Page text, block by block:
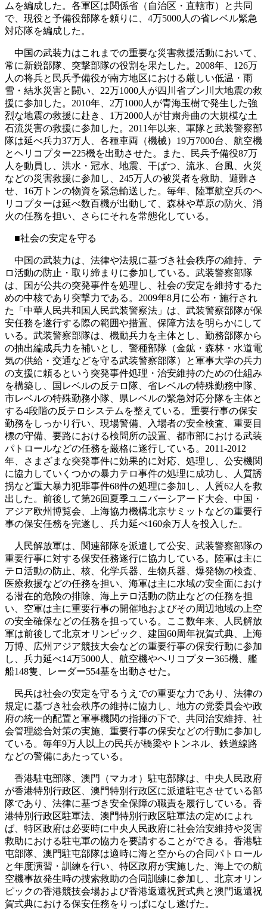
ムを編成した。各軍区は関係省（自治区・直轄市）と共同
で、現役と予備役部隊を頼りに、4万5000人の省レベル緊急
対応隊を編成した。
中国の武装力はこれまでの重要な災害救援活動において、
常に新鋭部隊、突撃部隊の役割を果たした。2008年、126万
人の将兵と民兵予備役が南方地区における厳しい低温・雨
雪・結氷災害と闘い、22万1000人が四川省ブン川大地震の救
援に参加した。2010年、2万1000人が青海玉樹で発生した強
烈な地震の救援に赴き、1万2000人が甘粛舟曲の大規模な土
石流災害の救援に参加した。2011年以来、軍隊と武装警察部
隊は延べ兵力37万人、各種車両（機械）19万7000台、航空機
とヘリコプター225機を出動させた。また、民兵予備役87万
人を動員し、洪水・冠水、地震、干ばつ、流氷、台風、火災
などの災害救援に参加し、245万人の被災者を救助、避難さ
せ、16万トンの物資を緊急輸送した。毎年、陸軍航空兵のヘ
リコプターは延べ数百機が出動して、森林や草原の防火、消
火の任務を担い、さらにそれを常態化している。
■社会の安定を守る
中国の武装力は、法律や法規に基づき社会秩序の維持、テ
ロ活動の防止・取り締まりに参加している。武装警察部隊
は、国が公共の突発事件を処理し、社会の安定を維持するた
めの中核であり突撃力である。2009年8月に公布・施行され
た「中華人民共和国人民武装警察法」は、武装警察部隊が保
安任務を遂行する際の範囲や措置、保障方法を明らかにして
いる。武装警察部隊は、機動兵力を主体とし、勤務部隊から
の抽出編成兵力を補いとし、警種部隊（金鉱・森林・水道電
気の供給・交通などを守る武装警察部隊）と軍事大学の兵力
の支援に頼るという突発事件処理・治安維持のための仕組み
を構築し、国レベルの反テロ隊、省レベルの特殊勤務中隊、
市レベルの特殊勤務小隊、県レベルの緊急対応分隊を主体と
する4段階の反テロシステムを整えている。重要行事の保安
勤務をしっかり行い、現場警備、入場者の安全検査、重要目
標の守備、要路における検問所の設置、都市部における武装
パトロールなどの任務を厳格に遂行している。2011-2012
年、さまざまな突発事件に効果的に対応、処理し、公安機関
に協力していくつかの暴力テロ事件の処理に成功し、人質誘
拐など重大暴力犯罪事件68件の処理に参加し、人質62人を救
出した。前後して第26回夏季ユニバーシアード大会、中国・
アジア欧州博覧会、上海協力機構北京サミットなどの重要行
事の保安任務を完遂し、兵力延べ160余万人を投入した。
人民解放軍は、関連部隊を派遣して公安、武装警察部隊の
重要行事に対する保安任務遂行に協力している。陸軍は主に
テロ活動の防止、核、化学兵器、生物兵器、爆発物の検査、
医療救援などの任務を担い、海軍は主に水域の安全面におけ
る潜在的危険の排除、海上テロ活動の防止などの任務を担
い、空軍は主に重要行事の開催地およびその周辺地域の上空
の安全確保などの任務を担っている。ここ数年来、人民解放
軍は前後して北京オリンピック、建国60周年祝賀式典、上海
万博、広州アジア競技大会などの重要行事の保安行動に参加
し、兵力延べ14万5000人、航空機やヘリコプター365機、艦
船148隻、レーダー554基を出動させた。
民兵は社会の安定を守るうえでの重要な力であり、法律の
規定に基づき社会秩序の維持に協力し、地方の党委員会や政
府の統一的配置と軍事機関の指揮の下で、共同治安維持、社
会管理総合対策の実施、重要行事の保安などの行動に参加し
ている。毎年9万人以上の民兵が橋梁やトンネル、鉄道線路
などの警備にあたっている。
香港駐屯部隊、澳門（マカオ）駐屯部隊は、中央人民政府
が香港特別行政区、澳門特別行政区に派遣駐屯させている部
隊であり、法律に基づき安全保障の職責を履行している。香
港特別行政区駐軍法、澳門特別行政区駐軍法の定めによれ
ば、特区政府は必要時に中央人民政府に社会治安維持や災害
救助における駐屯軍の協力を要請することができる。香港駐
屯部隊、澳門駐屯部隊は適時に海と空からの合同パトロール
と年度演習・訓練を行い、特区政府が実施した、海上での航
空機事故発生時の捜索救助の合同訓練に参加し、北京オリン
ピックの香港競技会場および香港返還祝賀式典と澳門返還祝
賀式典における保安任務をりっぱになし遂げた。